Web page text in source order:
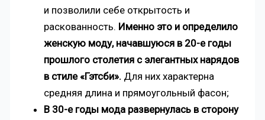
и позволили себе открытость и
раскованность. Именно это и определило
женскую моду, начавшуюся в 20-е годы
прошлого столетия с элегантных нарядов
в стиле «Гэтсби». Для них характерна
средняя длина и прямоугольный фасон;
В 30-е годы мода развернулась в сторону